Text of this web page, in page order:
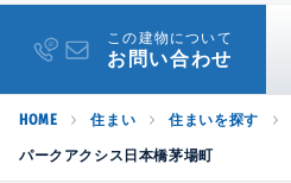
この建物について
お問い合わせ
HOME 住まい 住まいを探す
パークアクシス日本橋茅場町